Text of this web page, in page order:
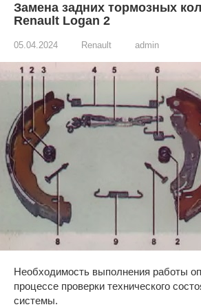
Замена задних тормозных
Renault Logan 2
05.04.2024 Renault admin
Необходимость выполнения работы
процессе проверки технического
системы.